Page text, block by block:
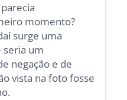
momento?
surge uma
seria um
negação e de
vista na foto fosse